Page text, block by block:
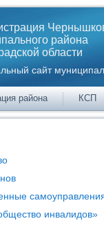
района
области
сайт
района КСП
инвалидов»